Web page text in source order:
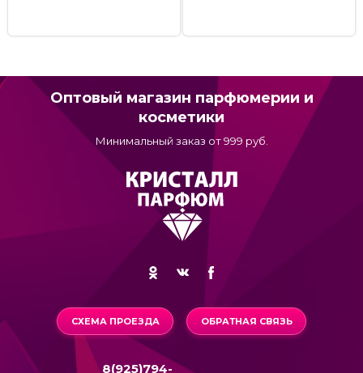
Оптовый магазин парфюмерии и
косметики
Минимальный заказ от 999 руб.
СХЕМА ПРОЕЗДА ОБРАТНАЯ СВЯЗЬ
8(925)794-